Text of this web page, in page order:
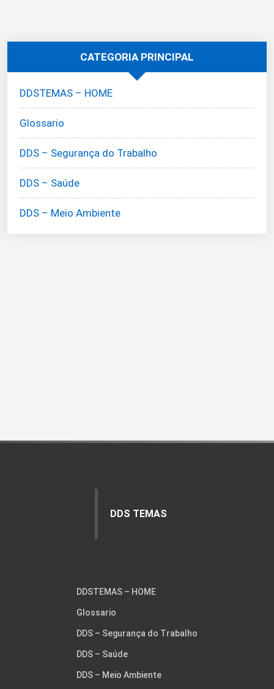
CATEGORIA PRINCIPAL
DDSTEMAS – HOME
Glossario
DDS – Segurança do Trabalho
DDS – Saúde
DDS – Meio Ambiente
DDS TEMAS
DDSTEMAS – HOME
Glossario
DDS – Segurança do Trabalho
DDS – Saúde
DDS – Meio Ambiente